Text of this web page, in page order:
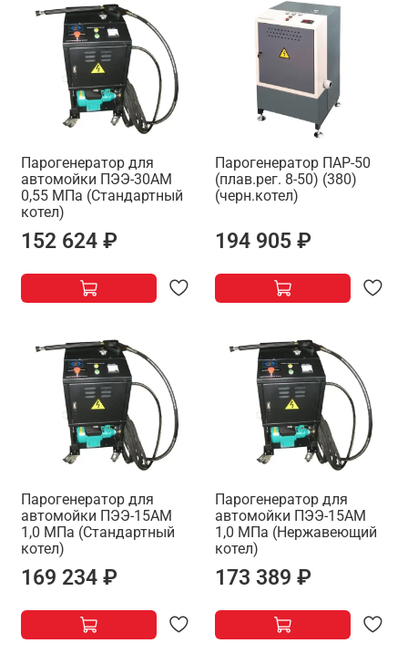
Парогенератор для
автомойки ПЭЭ-30АМ
0,55 МПа (Стандартный
котел)
152 624 ₽
Парогенератор ПАР-50
(плав.рег. 8-50) (380)
(черн.котел)
194 905 ₽
Парогенератор для
автомойки ПЭЭ-15АМ
1,0 МПа (Стандартный
котел)
169 234 ₽
Парогенератор для
автомойки ПЭЭ-15АМ
1,0 МПа (Нержавеющий
котел)
173 389 ₽